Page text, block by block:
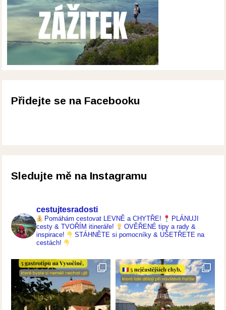
Přidejte se na Facebooku
Sledujte mě na Instagramu
cestujtesradosti
Pomáhám cestovat LEVNĚ a CHYTŘE!
PLÁNUJI
cesty & TVOŘÍM itineráře!
OVĚŘENÉ tipy a rady &
inspirace!
STÁHNĚTE si pomocníky & UŠETŘETE na
cestách!